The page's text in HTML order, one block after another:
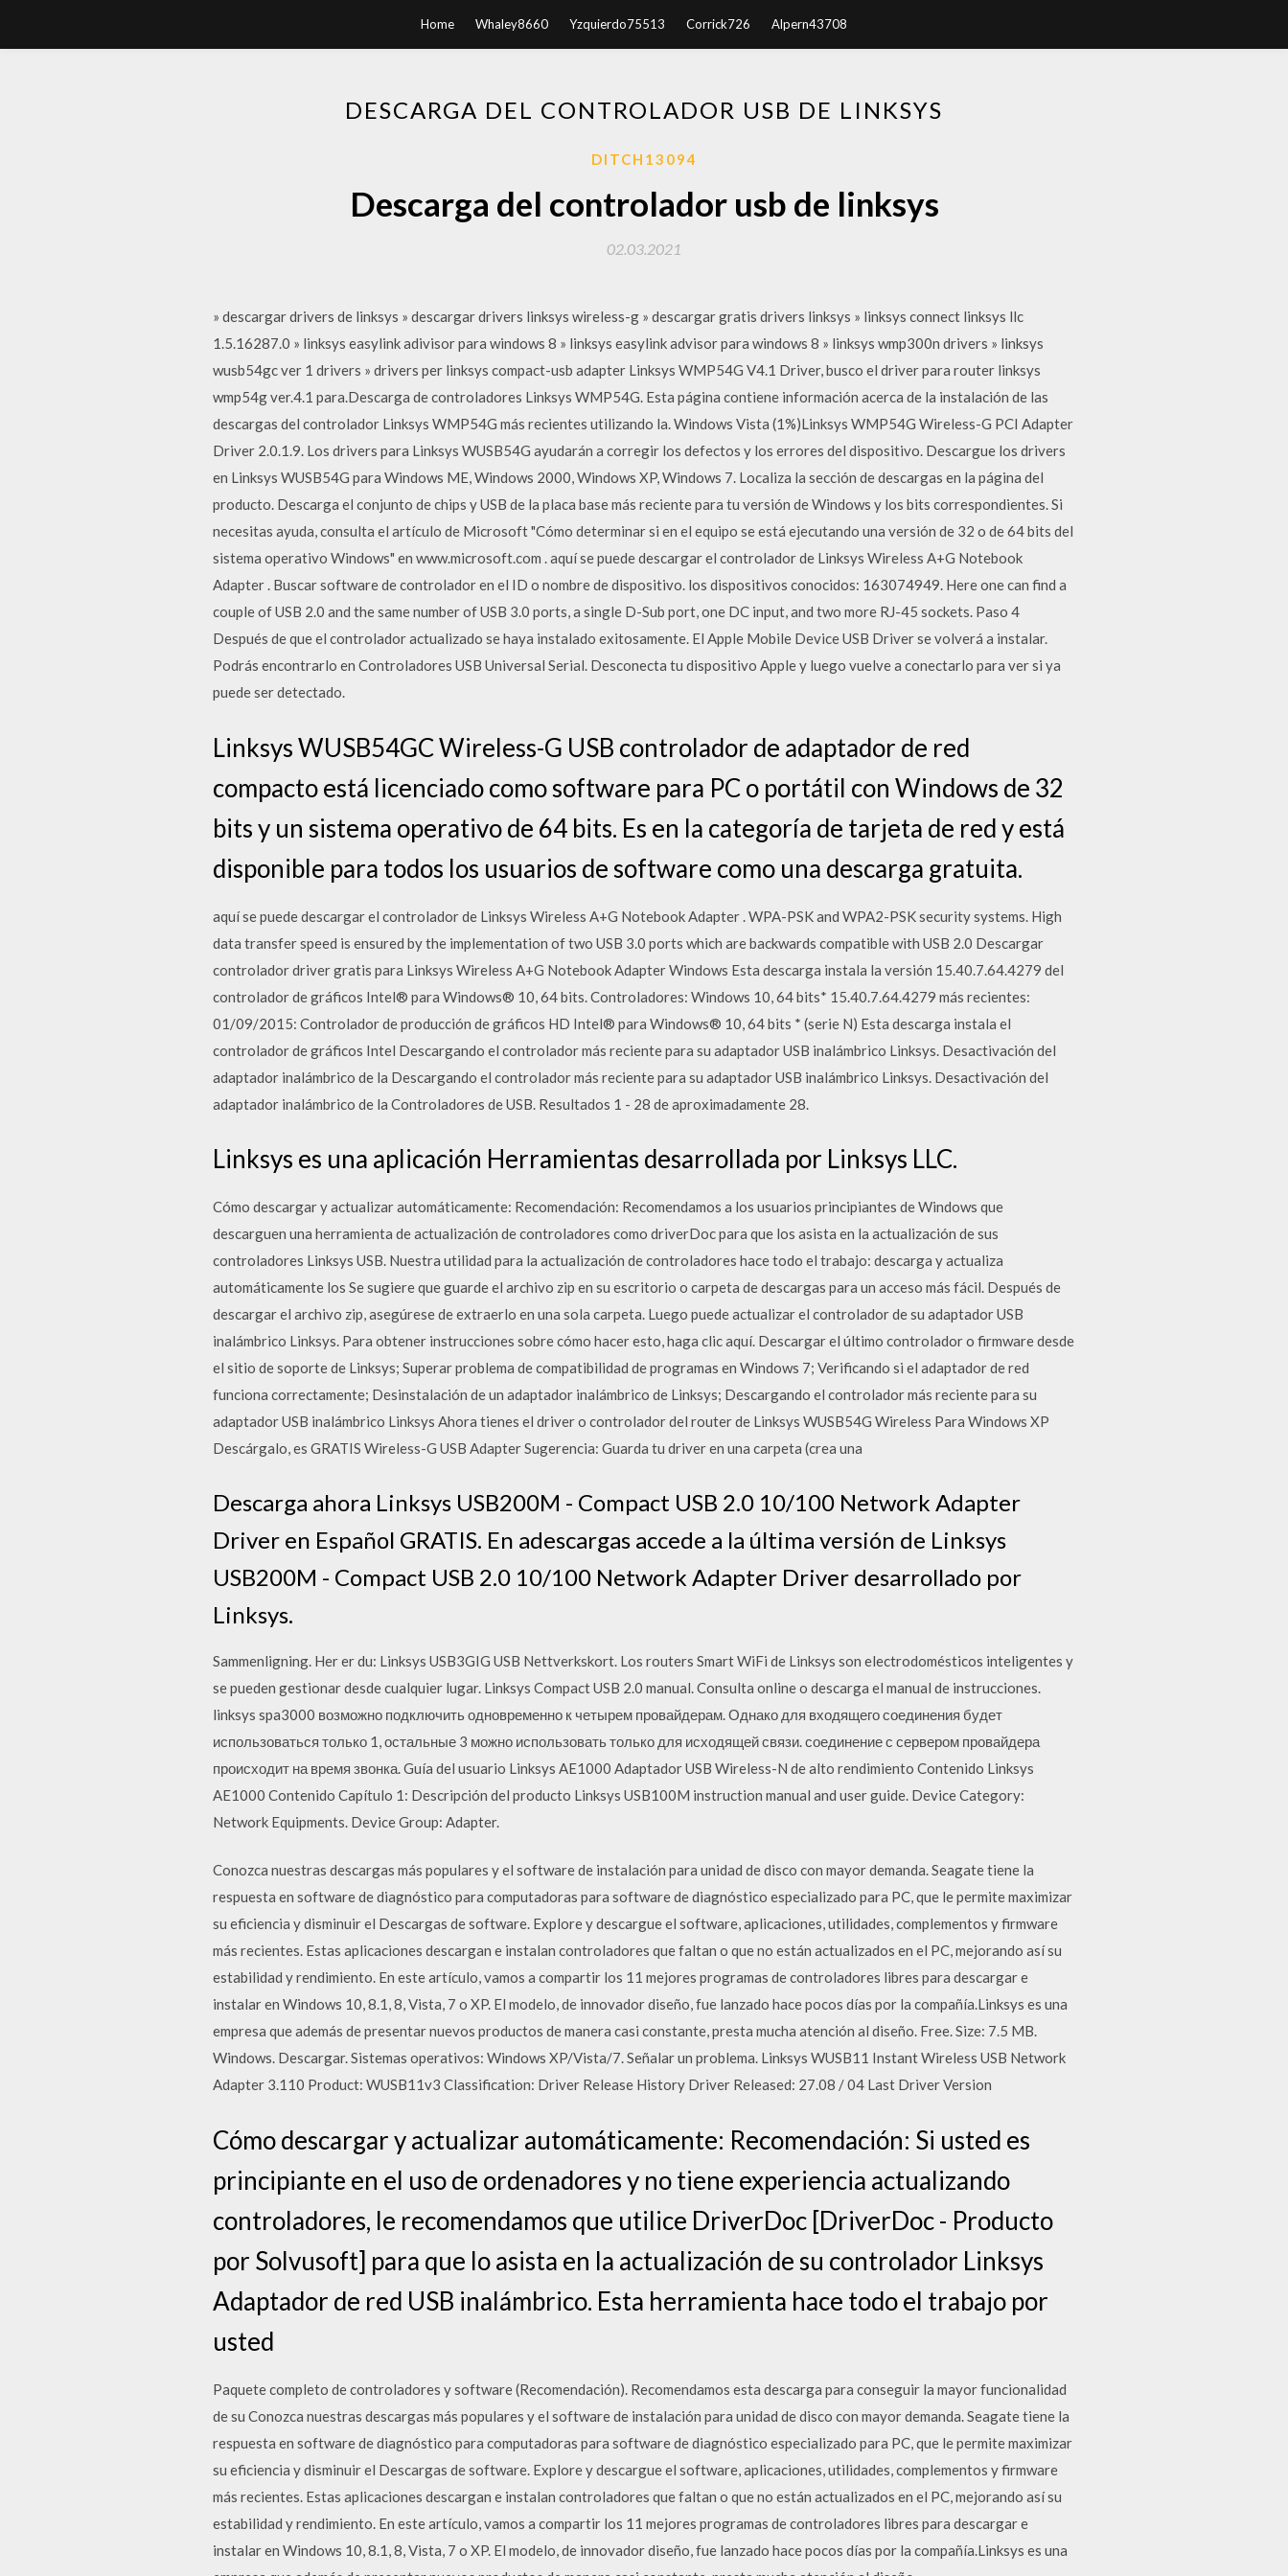
Home Whaley8660 Yzquierdo75513 Corrick726 Alpern43708
DESCARGA DEL CONTROLADOR USB DE LINKSYS
DITCH13094
Descarga del controlador usb de linksys
02.03.2021
» descargar drivers de linksys » descargar drivers linksys wireless-g » descargar gratis drivers linksys » linksys connect linksys llc
1.5.16287.0 » linksys easylink adivisor para windows 8 » linksys easylink advisor para windows 8 » linksys wmp300n drivers » linksys
wusb54gc ver 1 drivers » drivers per linksys compact-usb adapter Linksys WMP54G V4.1 Driver, busco el driver para router linksys
wmp54g ver.4.1 para.Descarga de controladores Linksys WMP54G. Esta página contiene información acerca de la instalación de las
descargas del controlador Linksys WMP54G más recientes utilizando la. Windows Vista (1%)Linksys WMP54G Wireless-G PCI Adapter
Driver 2.0.1.9. Los drivers para Linksys WUSB54G ayudarán a corregir los defectos y los errores del dispositivo. Descargue los drivers
en Linksys WUSB54G para Windows ME, Windows 2000, Windows XP, Windows 7. Localiza la sección de descargas en la página del
producto. Descarga el conjunto de chips y USB de la placa base más reciente para tu versión de Windows y los bits correspondientes. Si
necesitas ayuda, consulta el artículo de Microsoft "Cómo determinar si en el equipo se está ejecutando una versión de 32 o de 64 bits del
sistema operativo Windows" en www.microsoft.com . aquí se puede descargar el controlador de Linksys Wireless A+G Notebook
Adapter . Buscar software de controlador en el ID o nombre de dispositivo. los dispositivos conocidos: 163074949. Here one can find a
couple of USB 2.0 and the same number of USB 3.0 ports, a single D-Sub port, one DC input, and two more RJ-45 sockets. Paso 4
Después de que el controlador actualizado se haya instalado exitosamente. El Apple Mobile Device USB Driver se volverá a instalar.
Podrás encontrarlo en Controladores USB Universal Serial. Desconecta tu dispositivo Apple y luego vuelve a conectarlo para ver si ya
puede ser detectado.
Linksys WUSB54GC Wireless-G USB controlador de adaptador de red
compacto está licenciado como software para PC o portátil con Windows de 32
bits y un sistema operativo de 64 bits. Es en la categoría de tarjeta de red y está
disponible para todos los usuarios de software como una descarga gratuita.
aquí se puede descargar el controlador de Linksys Wireless A+G Notebook Adapter . WPA-PSK and WPA2-PSK security systems. High
data transfer speed is ensured by the implementation of two USB 3.0 ports which are backwards compatible with USB 2.0 Descargar
controlador driver gratis para Linksys Wireless A+G Notebook Adapter Windows Esta descarga instala la versión 15.40.7.64.4279 del
controlador de gráficos Intel® para Windows® 10, 64 bits. Controladores: Windows 10, 64 bits* 15.40.7.64.4279 más recientes:
01/09/2015: Controlador de producción de gráficos HD Intel® para Windows® 10, 64 bits * (serie N) Esta descarga instala el
controlador de gráficos Intel Descargando el controlador más reciente para su adaptador USB inalámbrico Linksys. Desactivación del
adaptador inalámbrico de la Descargando el controlador más reciente para su adaptador USB inalámbrico Linksys. Desactivación del
adaptador inalámbrico de la Controladores de USB. Resultados 1 - 28 de aproximadamente 28.
Linksys es una aplicación Herramientas desarrollada por Linksys LLC.
Cómo descargar y actualizar automáticamente: Recomendación: Recomendamos a los usuarios principiantes de Windows que
descarguen una herramienta de actualización de controladores como driverDoc para que los asista en la actualización de sus
controladores Linksys USB. Nuestra utilidad para la actualización de controladores hace todo el trabajo: descarga y actualiza
automáticamente los Se sugiere que guarde el archivo zip en su escritorio o carpeta de descargas para un acceso más fácil. Después de
descargar el archivo zip, asegúrese de extraerlo en una sola carpeta. Luego puede actualizar el controlador de su adaptador USB
inalámbrico Linksys. Para obtener instrucciones sobre cómo hacer esto, haga clic aquí. Descargar el último controlador o firmware desde
el sitio de soporte de Linksys; Superar problema de compatibilidad de programas en Windows 7; Verificando si el adaptador de red
funciona correctamente; Desinstalación de un adaptador inalámbrico de Linksys; Descargando el controlador más reciente para su
adaptador USB inalámbrico Linksys Ahora tienes el driver o controlador del router de Linksys WUSB54G Wireless Para Windows XP
Descárgalo, es GRATIS Wireless-G USB Adapter Sugerencia: Guarda tu driver en una carpeta (crea una
Descarga ahora Linksys USB200M - Compact USB 2.0 10/100 Network Adapter
Driver en Español GRATIS. En adescargas accede a la última versión de Linksys
USB200M - Compact USB 2.0 10/100 Network Adapter Driver desarrollado por
Linksys.
Sammenligning. Her er du: Linksys USB3GIG USB Nettverkskort. Los routers Smart WiFi de Linksys son electrodomésticos inteligentes y
se pueden gestionar desde cualquier lugar. Linksys Compact USB 2.0 manual. Consulta online o descarga el manual de instrucciones.
linksys spa3000 возможно подключить одновременно к четырем провайдерам. Однако для входящего соединения будет
использоваться только 1, остальные 3 можно использовать только для исходящей связи. соединение с сервером провайдера
происходит на время звонка. Guía del usuario Linksys AE1000 Adaptador USB Wireless-N de alto rendimiento Contenido Linksys
AE1000 Contenido Capítulo 1: Descripción del producto Linksys USB100M instruction manual and user guide. Device Category:
Network Equipments. Device Group: Adapter.
Conozca nuestras descargas más populares y el software de instalación para unidad de disco con mayor demanda. Seagate tiene la
respuesta en software de diagnóstico para computadoras para software de diagnóstico especializado para PC, que le permite maximizar
su eficiencia y disminuir el Descargas de software. Explore y descargue el software, aplicaciones, utilidades, complementos y firmware
más recientes. Estas aplicaciones descargan e instalan controladores que faltan o que no están actualizados en el PC, mejorando así su
estabilidad y rendimiento. En este artículo, vamos a compartir los 11 mejores programas de controladores libres para descargar e
instalar en Windows 10, 8.1, 8, Vista, 7 o XP. El modelo, de innovador diseño, fue lanzado hace pocos días por la compañía.Linksys es una
empresa que además de presentar nuevos productos de manera casi constante, presta mucha atención al diseño. Free. Size: 7.5 MB.
Windows. Descargar. Sistemas operativos: Windows XP/Vista/7. Señalar un problema. Linksys WUSB11 Instant Wireless USB Network
Adapter 3.110 Product: WUSB11v3 Classification: Driver Release History Driver Released: 27.08 / 04 Last Driver Version
Cómo descargar y actualizar automáticamente: Recomendación: Si usted es
principiante en el uso de ordenadores y no tiene experiencia actualizando
controladores, le recomendamos que utilice DriverDoc [DriverDoc - Producto
por Solvusoft] para que lo asista en la actualización de su controlador Linksys
Adaptador de red USB inalámbrico. Esta herramienta hace todo el trabajo por
usted
Paquete completo de controladores y software (Recomendación). Recomendamos esta descarga para conseguir la mayor funcionalidad
de su Conozca nuestras descargas más populares y el software de instalación para unidad de disco con mayor demanda. Seagate tiene la
respuesta en software de diagnóstico para computadoras para software de diagnóstico especializado para PC, que le permite maximizar
su eficiencia y disminuir el Descargas de software. Explore y descargue el software, aplicaciones, utilidades, complementos y firmware
más recientes. Estas aplicaciones descargan e instalan controladores que faltan o que no están actualizados en el PC, mejorando así su
estabilidad y rendimiento. En este artículo, vamos a compartir los 11 mejores programas de controladores libres para descargar e
instalar en Windows 10, 8.1, 8, Vista, 7 o XP. El modelo, de innovador diseño, fue lanzado hace pocos días por la compañía.Linksys es una